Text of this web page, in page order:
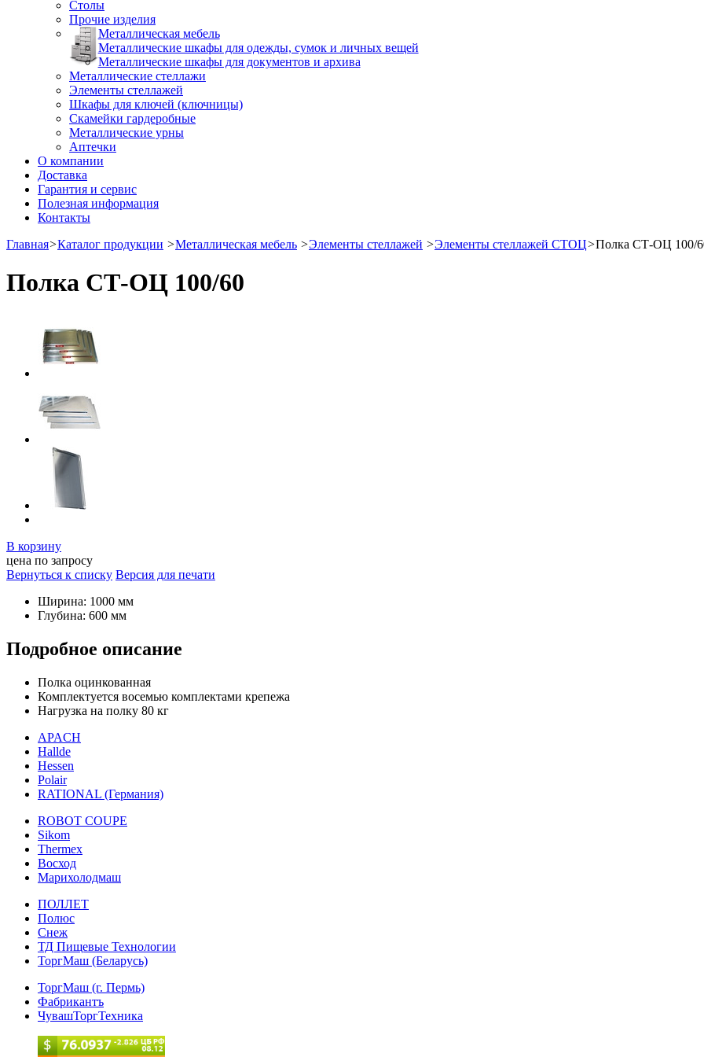
Столы
Прочие изделия
Металлическая мебель
Металлические шкафы для одежды, сумок и личных вещей
Металлические шкафы для документов и архива
Металлические стеллажи
Элементы стеллажей
Шкафы для ключей (ключницы)
Скамейки гардеробные
Металлические урны
Аптечки
О компании
Доставка
Гарантия и сервис
Полезная информация
Контакты
Главная>Каталог продукции >Металлическая мебель >Элементы стеллажей >Элементы стеллажей СТОЦ>Полка СТ-ОЦ 100/
Полка СТ-ОЦ 100/60
В корзину
цена по запросу
Вернуться к списку Версия для печати
Ширина: 1000 мм
Глубина: 600 мм
Подробное описание
Полка оцинкованная
Комплектуется восемью комплектами крепежа
Нагрузка на полку 80 кг
APACH
Hallde
Hessen
Polair
RATIONAL (Германия)
ROBOT COUPE
Sikom
Thermex
Восход
Марихолодмаш
ПОЛЛЕТ
Полюс
Снеж
ТД Пищевые Технологии
ТоргМаш (Беларусь)
ТоргМаш (г. Пермь)
Фабрикантъ
ЧувашТоргТехника